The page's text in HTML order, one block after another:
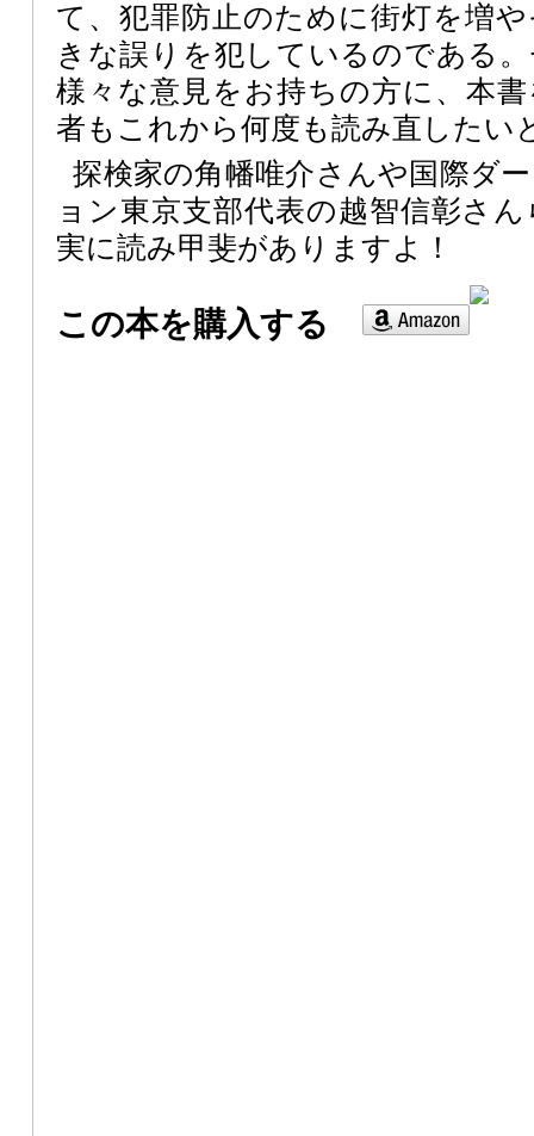
て、犯罪防止のために街灯を増
きな誤りを犯しているのである
様々な意見をお持ちの方に、本
者もこれから何度も読み直したい
探検家の角幡唯介さんや国際ダ
ョン東京支部代表の越智信彰さ
実に読み甲斐がありますよ！
この本を購入する